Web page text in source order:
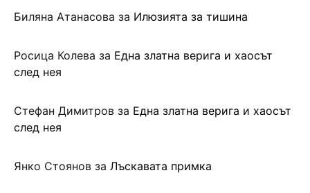
Биляна Атанасова за Илюзията за тишина
Росица Колева за Една златна верига и хаосът
след нея
Стефан Димитров за Една златна верига и хаосът
след нея
Янко Стоянов за Лъскавата примка